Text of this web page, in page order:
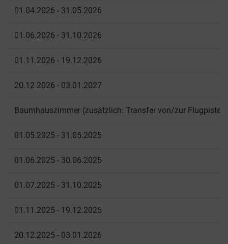
01.04.2026 - 31.05.2026
01.06.2026 - 31.10.2026
01.11.2026 - 19.12.2026
20.12.2026 - 03.01.2027
Baumhauszimmer (zusätzlich: Transfer von/zur Flugpiste,
01.05.2025 - 31.05.2025
01.06.2025 - 30.06.2025
01.07.2025 - 31.10.2025
01.11.2025 - 19.12.2025
20.12.2025 - 03.01.2026